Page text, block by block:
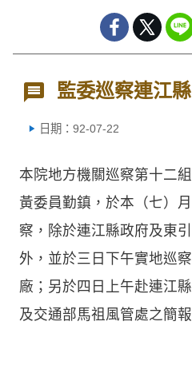
監委巡察連江縣
日期：92-07-22
本院地方機關巡察第十二
黃委員勤鎮，於本（七）
察，除於連江縣政府及東
外，並於三日下午實地巡
廠；另於四日上午赴連江
及交通部馬祖風管處之簡報